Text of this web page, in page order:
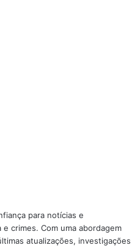
para notícias e
crimes. Com uma abordagem
atualizações, investigações